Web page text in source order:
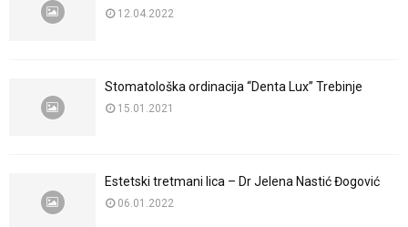
12.04.2022
Stomatološka ordinacija “Denta Lux” Trebinje
15.01.2021
Estetski tretmani lica – Dr Jelena Nastić Đogović
06.01.2022